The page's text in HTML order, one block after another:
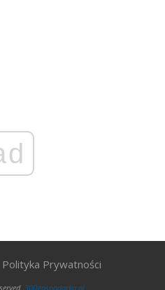
Polityka Prywatności
300gospodarka.pl